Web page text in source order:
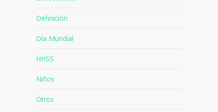
Definición
Día Mundial
HHSS
Niños
Otros